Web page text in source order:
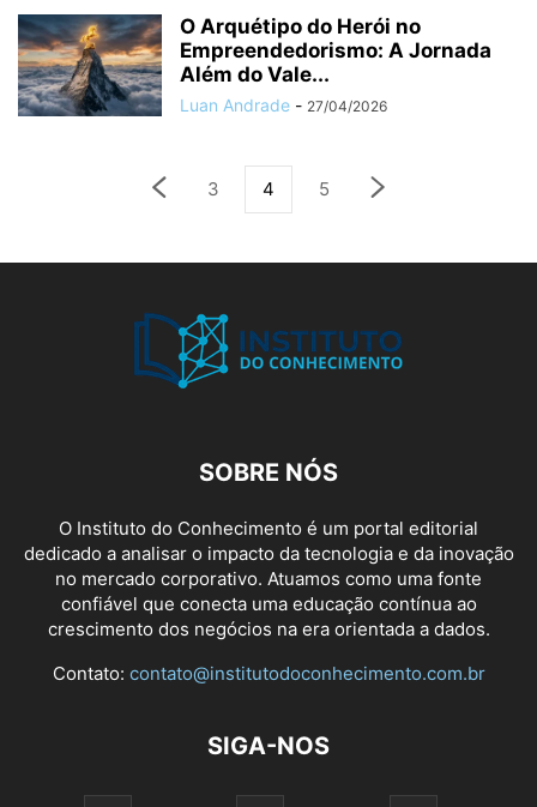
O Arquétipo do Herói no
Empreendedorismo: A Jornada
Além do Vale...
Luan Andrade - 27/04/2026
3 4 5
SOBRE NÓS
O Instituto do Conhecimento é um portal editorial
dedicado a analisar o impacto da tecnologia e da inovação
no mercado corporativo. Atuamos como uma fonte
confiável que conecta uma educação contínua ao
crescimento dos negócios na era orientada a dados.
Contato: contato@institutodoconhecimento.com.br
SIGA-NOS